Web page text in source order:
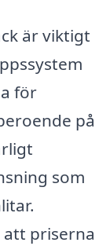
är viktigt
för
på
som
priserna